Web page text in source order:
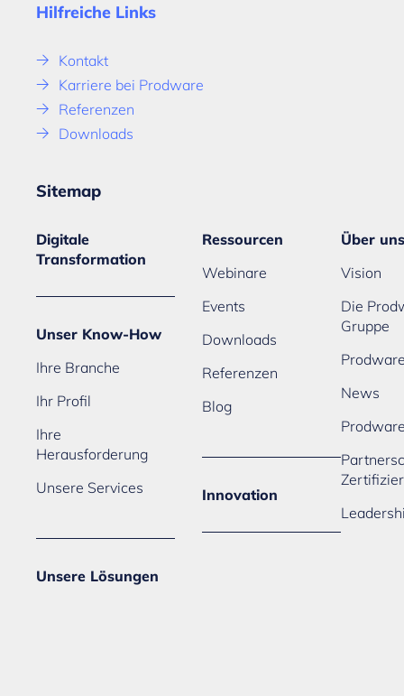
Hilfreiche Links
Kontakt
Karriere bei Prodware
Referenzen
Downloads
Sitemap
Digitale
Transformation
Unser Know-How
Ihre Branche
Ihr Profil
Ihre
Herausforderung
Unsere Services
Unsere Lösungen
Ressourcen
Webinare
Events
Downloads
Referenzen
Blog
Innovation
Über uns
Vision
Die
Gruppe
News